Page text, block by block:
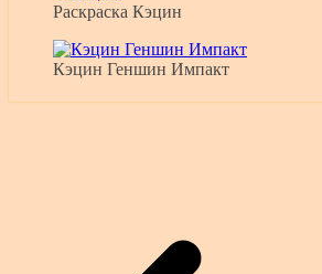
Раскраска Кэцин
Кэцин Геншин Импакт